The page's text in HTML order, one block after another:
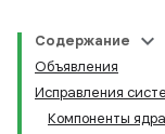
Содержание
Объявления
Исправления
Компоненты ядра